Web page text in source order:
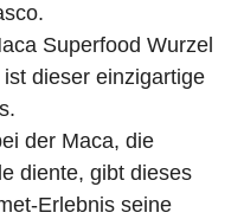
Superfood Wurzel
dieser einzigartige
der Maca, die
diente, gibt dieses
Erlebnis seine